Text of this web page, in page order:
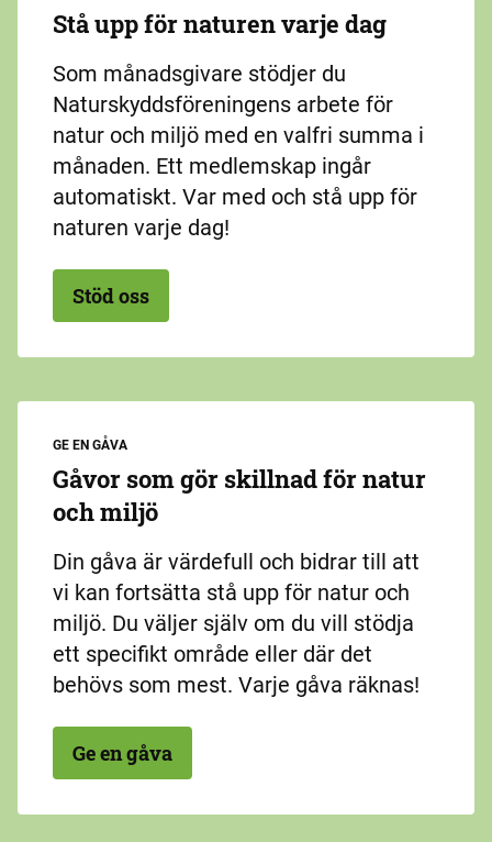
Stå upp för naturen varje dag
Som månadsgivare stödjer du
Naturskyddsföreningens arbete för
natur och miljö med en valfri summa i
månaden. Ett medlemskap ingår
automatiskt. Var med och stå upp för
naturen varje dag!
Stöd oss
GE EN GÅVA
Gåvor som gör skillnad för natur
och miljö
Din gåva är värdefull och bidrar till att
vi kan fortsätta stå upp för natur och
miljö. Du väljer själv om du vill stödja
ett specifikt område eller där det
behövs som mest. Varje gåva räknas!
Ge en gåva